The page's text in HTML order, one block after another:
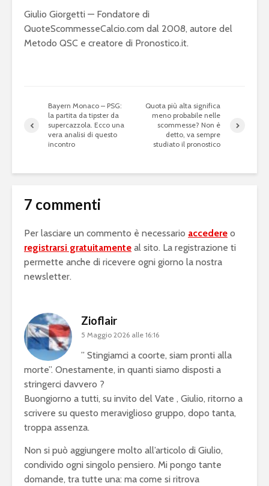
Giulio Giorgetti — Fondatore di
QuoteScommesseCalcio.com dal 2008, autore del
Metodo QSC e creatore di Pronostico.it.
Bayern Monaco – PSG:
la partita da tipster da
supercazzola. Ecco una
vera analisi di questo
incontro
Quota più alta significa
meno probabile nelle
scommesse? Non è
detto, va sempre
studiato il pronostico
7 commenti
Per lasciare un commento è necessario accedere o
registrarsi gratuitamente al sito. La registrazione ti
permette anche di ricevere ogni giorno la nostra
newsletter.
Zioflair
5 Maggio 2026 alle 16:16
” Stingiamci a coorte, siam pronti alla
morte”. Onestamente, in quanti siamo disposti a
stringerci davvero ?
Buongiorno a tutti, su invito del Vate , Giulio, ritorno a
scrivere su questo meraviglioso gruppo, dopo tanta,
troppa assenza.
Non si può aggiungere molto all’articolo di Giulio,
condivido ogni singolo pensiero. Mi pongo tante
domande, tra tutte una: ma come si ritrova